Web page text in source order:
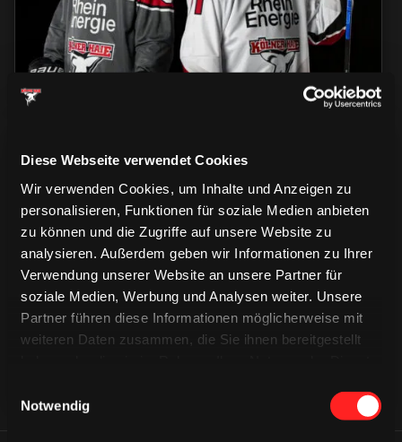
Diese Webseite verwendet Cookies
Wir verwenden Cookies, um Inhalte und Anzeigen zu
personalisieren, Funktionen für soziale Medien anbieten
zu können und die Zugriffe auf unsere Website zu
analysieren. Außerdem geben wir Informationen zu Ihrer
Verwendung unserer Website an unsere Partner für
soziale Medien, Werbung und Analysen weiter. Unsere
Partner führen diese Informationen möglicherweise mit
weiteren Daten zusammen, die Sie ihnen bereitgestellt
Notwendig
CAPS & CO
CAPS & CO
CAPS & CO